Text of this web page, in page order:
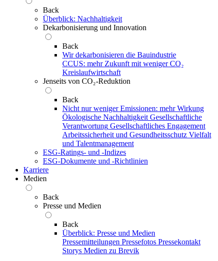
Back
Überblick: Nachhaltigkeit
Dekarbonisierung und Innovation
Back
Wir dekarbonisieren die Bauindustrie
CCUS: mehr Zukunft mit weniger CO₂
Kreislaufwirtschaft
Jenseits von CO₂-Reduktion
Back
Nicht nur weniger Emissionen: mehr Wirkung
Ökologische Nachhaltigkeit Gesellschaftliche
Verantwortung Gesellschaftliches Engagement
Arbeitssicherheit und Gesundheitsschutz Vielfalt
und Talentmanagement
ESG-Ratings- und ‑Indizes
ESG-Dokumente und ‑Richtlinien
Karriere
Medien
Back
Presse und Medien
Back
Überblick: Presse und Medien
Pressemitteilungen Pressefotos Pressekontakt
Storys Medien zu Brevik